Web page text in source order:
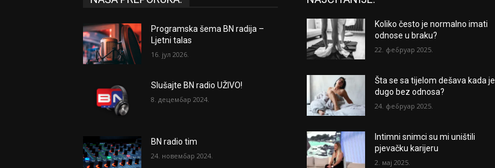
Programska šema BN radija –
Ljetni talas
16. јул 2026.
Slušajte BN radio UŽIVO!
8. децембар 2024.
BN radio tim
24. новембар 2024.
Koliko često je normalno imati
odnose u braku?
22. фебруар 2025.
Šta se sa tijelom dešava kada je
dugo bez odnosa?
24. фебруар 2025.
Intimni snimci su mi uništili
pjevačku karijeru
2. мај 2025.